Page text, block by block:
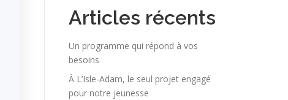
Articles récents
Un programme qui répond à vos
besoins
À L’Isle-Adam, le seul projet engagé
pour notre jeunesse